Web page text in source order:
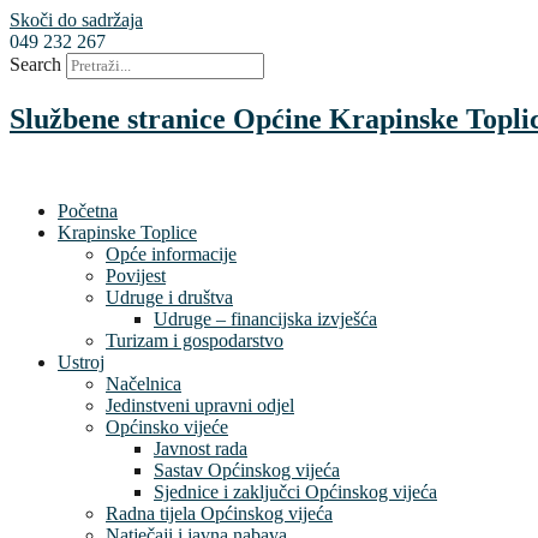
Skoči do sadržaja
049 232 267
Search
Službene stranice Općine Krapinske
Početna
Krapinske Toplice
Opće informacije
Povijest
Udruge i društva
Udruge – financijska izvješća
Turizam i gospodarstvo
Ustroj
Načelnica
Jedinstveni upravni odjel
Općinsko vijeće
Javnost rada
Sastav Općinskog vijeća
Sjednice i zaključci Općinskog vijeća
Radna tijela Općinskog vijeća